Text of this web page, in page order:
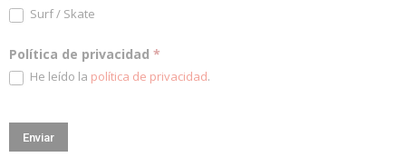
Surf / Skate
Política de privacidad *
He leído la política de privacidad.